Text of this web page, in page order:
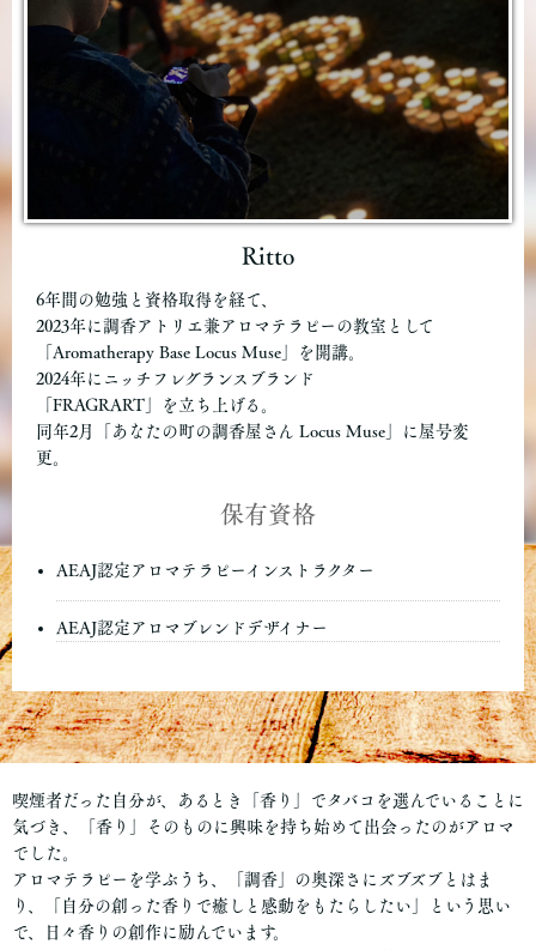
Ritto
6年間の勉強と資格取得を経て、
2023年に調香アトリエ兼アロマテラピーの教室として
「Aromatherapy Base Locus Muse」を開講。
2024年にニッチフレグランスブランド
「FRAGRART」を立ち上げる。
同年2月「あなたの町の調香屋さん Locus Muse」に屋号変
更。
保有資格
AEAJ認定アロマテラピーインストラクター
AEAJ認定アロマブレンドデザイナー
喫煙者だった自分が、あるとき「香り」でタバコを選んでいることに
気づき、「香り」そのものに興味を持ち始めて出会ったのがアロマ
でした。
アロマテラピーを学ぶうち、「調香」の奥深さにズブズブとはま
り、「自分の創った香りで癒しと感動をもたらしたい」という思い
で、日々香りの創作に励んでいます。